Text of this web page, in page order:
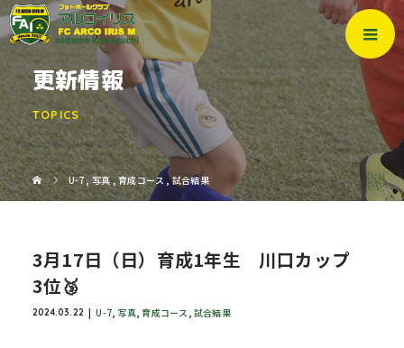
更新情報
TOPICS
U-7,写真,育成コース ,試合結果
3月17日（日）育成1年生 川口カップ
3位🥉
2024.03.22 U-7, 写真,育成コース , 試合結果